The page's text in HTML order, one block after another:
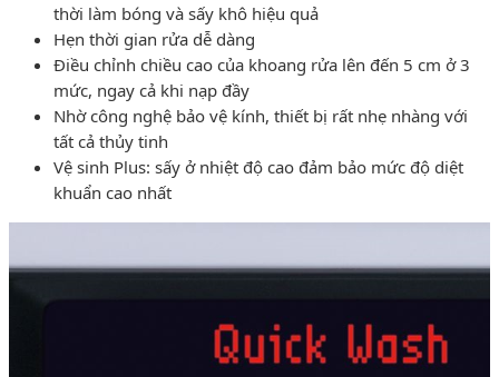
thời làm bóng và sấy khô hiệu quả
Hẹn thời gian rửa dễ dàng
Điều chỉnh chiều cao của khoang rửa lên đến 5 cm ở 3
mức, ngay cả khi nạp đầy
Nhờ công nghệ bảo vệ kính, thiết bị rất nhẹ nhàng với
tất cả thủy tinh
Vệ sinh Plus: sấy ở nhiệt độ cao đảm bảo mức độ diệt
khuẩn cao nhất